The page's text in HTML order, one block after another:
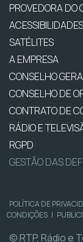
PROVEDORA DO
ACESSIBILIDADES
SATÉLITES
A EMPRESA
CONSELHO
CONSELHO DE
CONTRATO DE
RÁDIO E
RGPD
GESTÃO DAS
POLÍTICA DE
CONDIÇÕES |
© RTP, Rádio e